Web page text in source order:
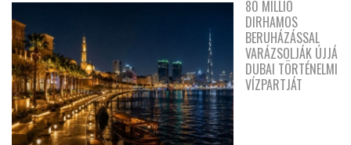
80 MILLIÓ
DIRHAMOS
BERUHÁZÁSSAL
VARÁZSOLJÁK ÚJJÁ
DUBAI TÖRTÉNELMI
VÍZPARTJÁT